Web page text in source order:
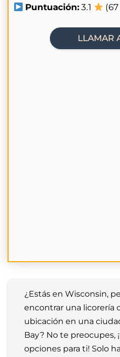
Puntuación: 3.1
LLAMAR
¿Estás en Wisconsin,
encontrar una licorería
ubicación en una
Bay? No te preocupes,
opciones para ti! Solo